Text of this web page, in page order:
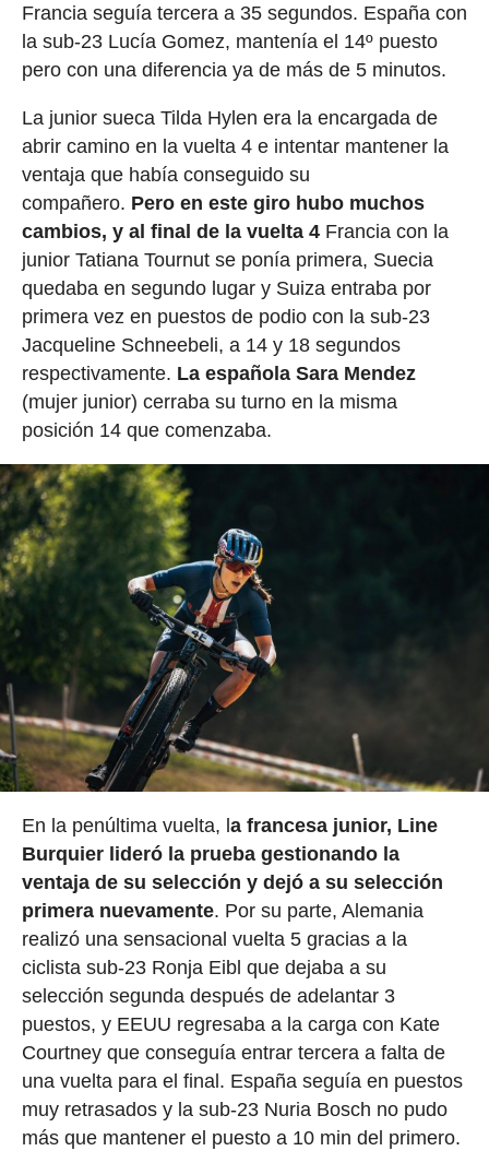
Francia seguía tercera a 35 segundos. España con
la sub-23 Lucía Gomez, mantenía el 14º puesto
pero con una diferencia ya de más de 5 minutos.
La junior sueca Tilda Hylen era la encargada de
abrir camino en la vuelta 4 e intentar mantener la
ventaja que había conseguido su
compañero. Pero en este giro hubo muchos
cambios, y al final de la vuelta 4 Francia con la
junior Tatiana Tournut se ponía primera, Suecia
quedaba en segundo lugar y Suiza entraba por
primera vez en puestos de podio con la sub-23
Jacqueline Schneebeli, a 14 y 18 segundos
respectivamente. La española Sara Mendez
(mujer junior) cerraba su turno en la misma
posición 14 que comenzaba.
En la penúltima vuelta, l a francesa junior, Line
Burquier lideró la prueba gestionando la
ventaja de su selección y dejó a su selección
primera nuevamente. Por su parte, Alemania
realizó una sensacional vuelta 5 gracias a la
ciclista sub-23 Ronja Eibl que dejaba a su
selección segunda después de adelantar 3
puestos, y EEUU regresaba a la carga con Kate
Courtney que conseguía entrar tercera a falta de
una vuelta para el final. España seguía en puestos
muy retrasados y la sub-23 Nuria Bosch no pudo
más que mantener el puesto a 10 min del primero.